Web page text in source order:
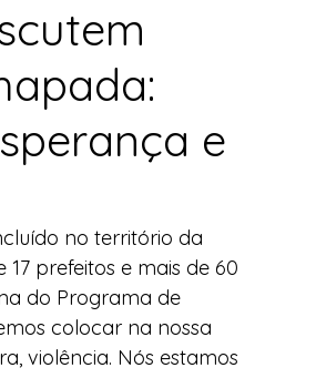
e
no território da
prefeitos e mais de 60
do Programa de
colocar na nossa
violência. Nós estamos